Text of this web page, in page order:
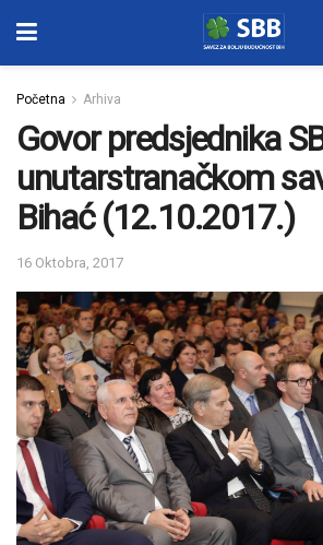
Početna Arhiva
Govor predsjednika
unutarstranačkom
Bihać (12.10.2017.)
16 Oktobra, 2017